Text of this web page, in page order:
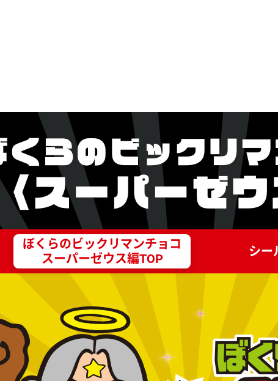
ぼくらのビックリマンチョコ
スーパーゼウス編TOP
シー